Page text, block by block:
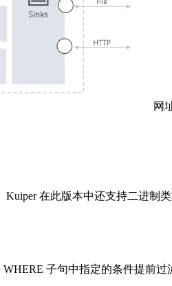
网
在此版本中还支持二进制
子句中指定的条件提前